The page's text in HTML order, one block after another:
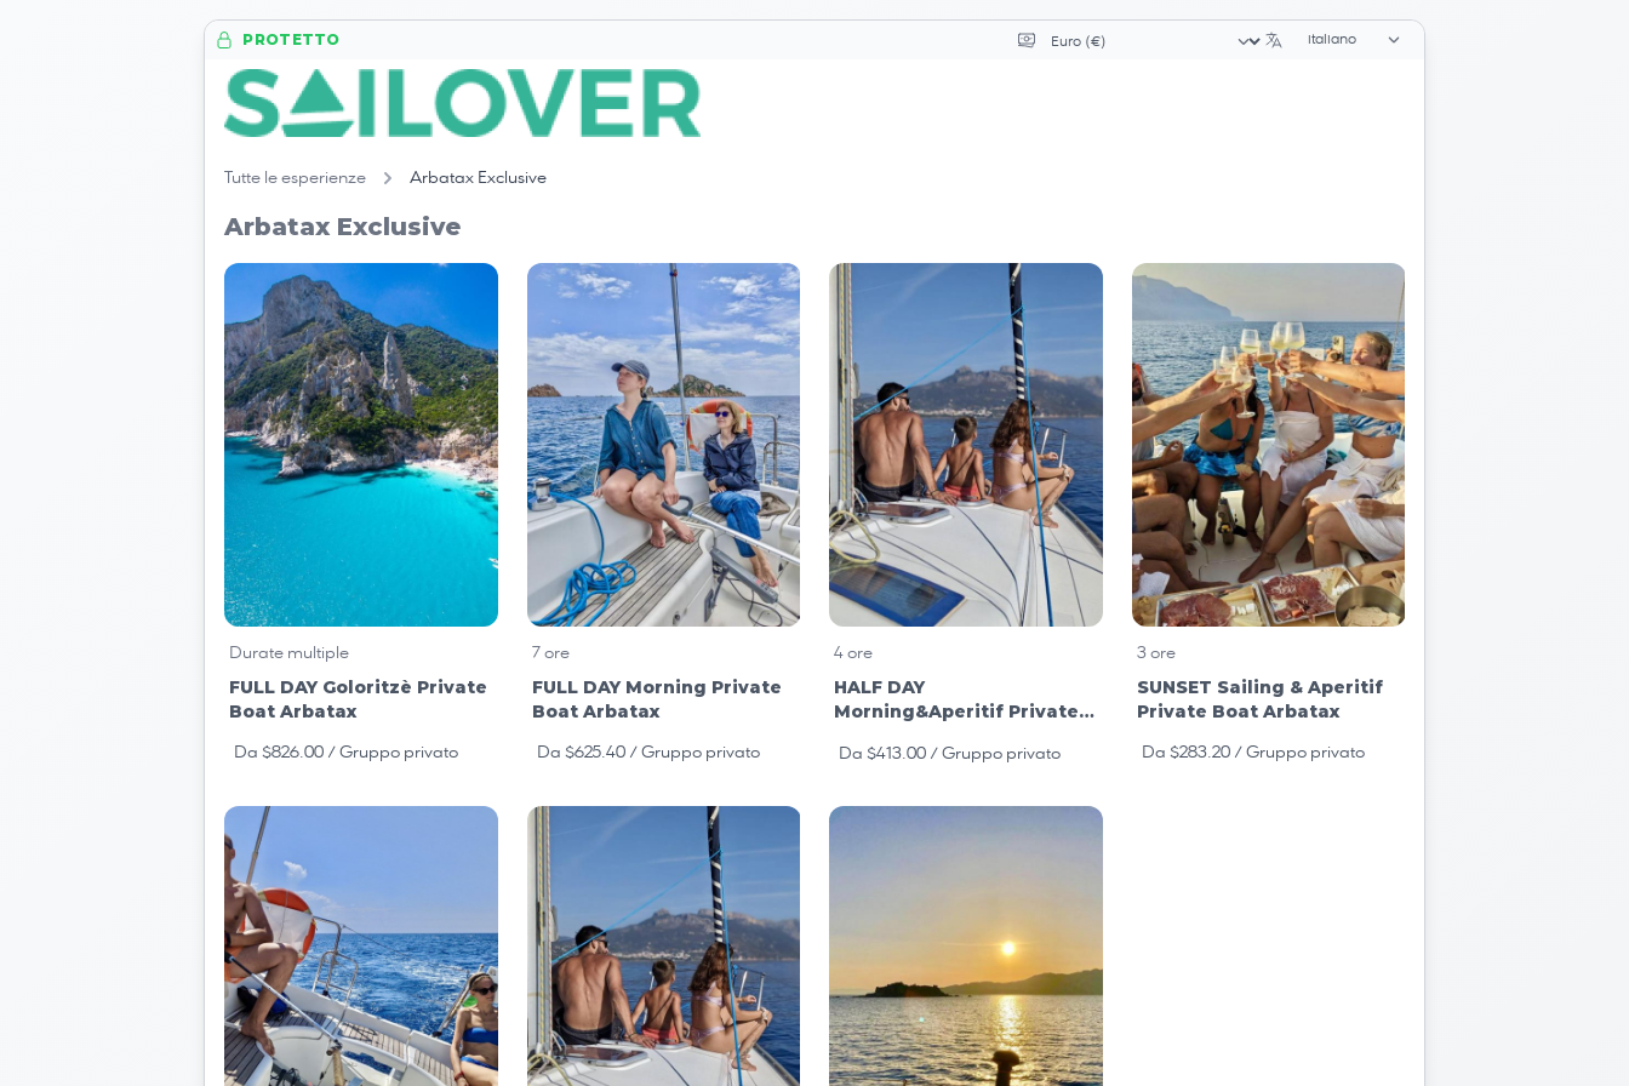
PROTETTO Selezionatore valuta Selettore di lingua
Tutte le esperienze Arbatax Exclusive
Arbatax Exclusive
Durate multiple
FULL DAY Goloritzè Private
Boat Arbatax
Da $826.00 / Gruppo privato
7 ore
FULL DAY Morning Private
Boat Arbatax
Da $625.40 / Gruppo privato
4 ore
HALF DAY
Morning&Aperitif Private
Da $413.00 / Gruppo privato
3 ore
SUNSET Sailing & Aperitif
Private Boat Arbatax
Da $283.20 / Gruppo privato